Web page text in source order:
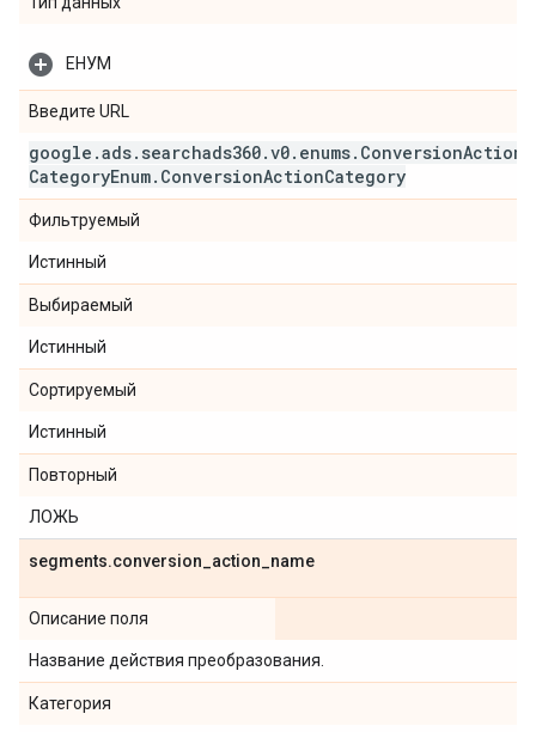
ЕНУМ
Введите URL
google .ads. searchads360.v0. enums. ConversionAction
CategoryEnum. ConversionActionCategory
Фильтруемый
Истинный
Выбираемый
Истинный
Сортируемый
Истинный
Повторный
ЛОЖЬ
segments.conversion action name
Описание поля
Название действия преобразования.
Категория